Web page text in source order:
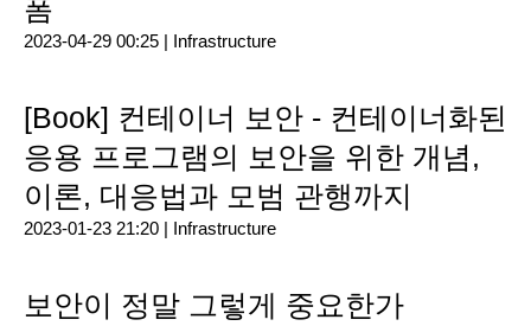
폼
2023-04-29 00:25 | Infrastructure
[Book] 컨테이너 보안 - 컨테이너화된
응용 프로그램의 보안을 위한 개념,
이론, 대응법과 모범 관행까지
2023-01-23 21:20 | Infrastructure
보안이 정말 그렇게 중요한가